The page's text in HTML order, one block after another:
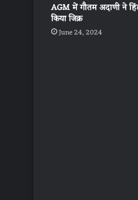
AGM में गौतम अदाणी ने
किया जिक्र
June 24, 2024